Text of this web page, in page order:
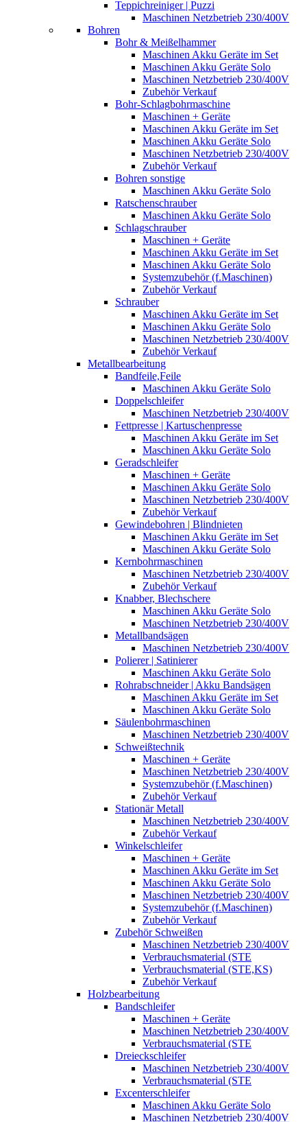
Teppichreiniger | Puzzi
Maschinen Netzbetrieb 230/400V
Bohren
Bohr & Meißelhammer
Maschinen Akku Geräte im Set
Maschinen Akku Geräte Solo
Maschinen Netzbetrieb 230/400V
Zubehör Verkauf
Bohr-Schlagbohrmaschine
Maschinen + Geräte
Maschinen Akku Geräte im Set
Maschinen Akku Geräte Solo
Maschinen Netzbetrieb 230/400V
Zubehör Verkauf
Bohren sonstige
Maschinen Akku Geräte Solo
Ratschenschrauber
Maschinen Akku Geräte Solo
Schlagschrauber
Maschinen + Geräte
Maschinen Akku Geräte im Set
Maschinen Akku Geräte Solo
Systemzubehör (f.Maschinen)
Zubehör Verkauf
Schrauber
Maschinen Akku Geräte im Set
Maschinen Akku Geräte Solo
Maschinen Netzbetrieb 230/400V
Zubehör Verkauf
Metallbearbeitung
Bandfeile,Feile
Maschinen Akku Geräte Solo
Doppelschleifer
Maschinen Netzbetrieb 230/400V
Fettpresse | Kartuschenpresse
Maschinen Akku Geräte im Set
Maschinen Akku Geräte Solo
Geradschleifer
Maschinen + Geräte
Maschinen Akku Geräte Solo
Maschinen Netzbetrieb 230/400V
Zubehör Verkauf
Gewindebohren | Blindnieten
Maschinen Akku Geräte im Set
Maschinen Akku Geräte Solo
Kernbohrmaschinen
Maschinen Netzbetrieb 230/400V
Zubehör Verkauf
Knabber, Blechschere
Maschinen Akku Geräte Solo
Maschinen Netzbetrieb 230/400V
Metallbandsägen
Maschinen Netzbetrieb 230/400V
Polierer | Satinierer
Maschinen Akku Geräte Solo
Rohrabschneider | Akku Bandsägen
Maschinen Akku Geräte im Set
Maschinen Akku Geräte Solo
Säulenbohrmaschinen
Maschinen Netzbetrieb 230/400V
Schweißtechnik
Maschinen + Geräte
Maschinen Netzbetrieb 230/400V
Systemzubehör (f.Maschinen)
Zubehör Verkauf
Stationär Metall
Maschinen Netzbetrieb 230/400V
Zubehör Verkauf
Winkelschleifer
Maschinen + Geräte
Maschinen Akku Geräte im Set
Maschinen Akku Geräte Solo
Maschinen Netzbetrieb 230/400V
Systemzubehör (f.Maschinen)
Zubehör Verkauf
Zubehör Schweißen
Maschinen Netzbetrieb 230/400V
Verbrauchsmaterial (STE
Verbrauchsmaterial (STE,KS)
Zubehör Verkauf
Holzbearbeitung
Bandschleifer
Maschinen + Geräte
Maschinen Netzbetrieb 230/400V
Verbrauchsmaterial (STE
Dreieckschleifer
Maschinen Netzbetrieb 230/400V
Verbrauchsmaterial (STE
Excenterschleifer
Maschinen Akku Geräte Solo
Maschinen Netzbetrieb 230/400V